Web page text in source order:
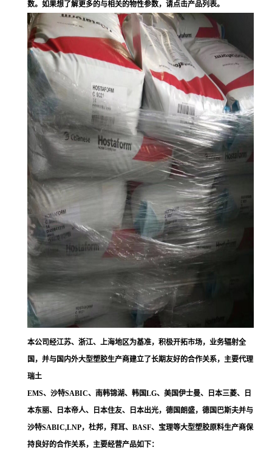
数。如果想了解更多的与相关的物性参数，请点击产品列表。
本公司经江苏、浙江、上海地区为基准，积极开拓市场，业务辐射全
国，并与国内外大型塑胶生产商建立了长期友好的合作关系，主要代理
瑞土
EMS、沙特SABIC、南韩锦湖、韩国LG、美国伊士曼、日本三菱、日
本东丽、日本帝人、日本住友、日本出光，德国朗盛，德国巴斯夫并与
沙特SABIC,LNP，杜邦，拜耳、BASF、宝理等大型塑胶原料生产商保
持良好的合作关系，主要经营产品如下：